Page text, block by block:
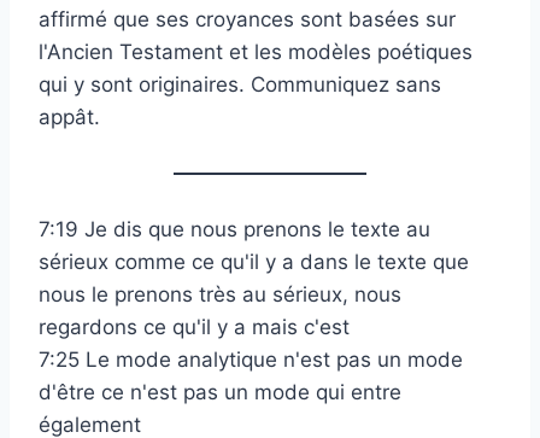
affirmé que ses croyances sont basées sur
l'Ancien Testament et les modèles poétiques
qui y sont originaires. Communiquez sans
appât.
7:19 Je dis que nous prenons le texte au
sérieux comme ce qu'il y a dans le texte que
nous le prenons très au sérieux, nous
regardons ce qu'il y a mais c'est
7:25 Le mode analytique n'est pas un mode
d'être ce n'est pas un mode qui entre
également